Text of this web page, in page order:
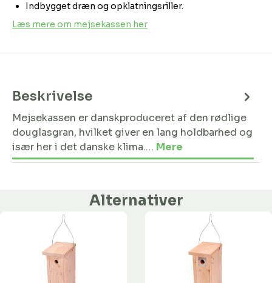
Indbygget dræn og opklatningsriller.
Læs mere om mejsekassen her
Beskrivelse
Mejsekassen er danskproduceret af den rødlige
douglasgran, hvilket giver en lang holdbarhed og
især her i det danske klima.… Mere
Alternativer